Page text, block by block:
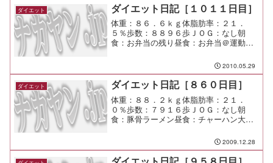
ダイエット ダイエット日記［１０１１日目］
体重：８６．６ｋｇ体脂肪率：２１．
５％歩数：８８９６歩ＪＯＧ：なし朝
食：お弁当の残り昼食：お弁当＠運動会
はすごい熱気で盛り上がった！ 天気も
なんとか持ってくれて良かったなー
2010.05.29
ダイエット ダイエット日記［８６０日目］
体重：８８．２ｋｇ体脂肪率：２１．
０％歩数：７９１６歩ＪＯＧ：なし朝
食：豚骨ラーメン昼食：チャーハン大盛
食：メモ：朝から超コッテリ。 2009.12.28